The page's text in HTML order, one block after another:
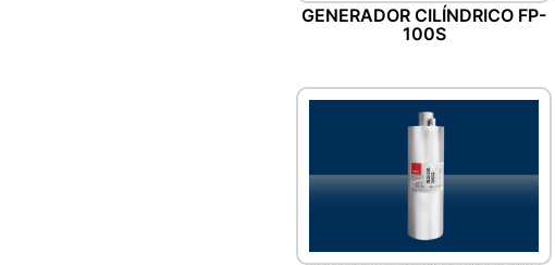
GENERADOR CILÍNDRICO FP-
100S